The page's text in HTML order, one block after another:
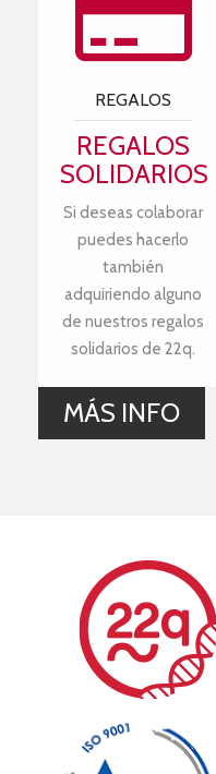
REGALOS
REGALOS
SOLIDARIOS
Si deseas colaborar
puedes hacerlo
también
adquiriendo alguno
de nuestros regalos
solidarios de 22q.
MÁS INFO